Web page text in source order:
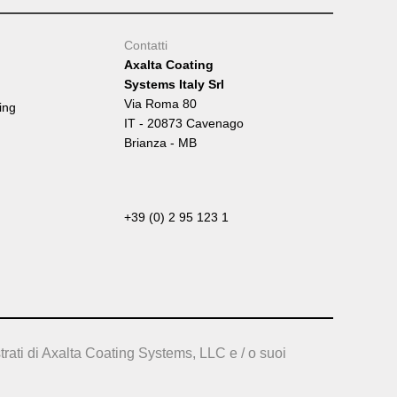
Contatti
Axalta Coating
Systems Italy Srl
Via Roma 80
IT - 20873 Cavenago
Brianza - MB
+39 (0) 2 95 123 1
di Axalta Coating Systems, LLC e / o suoi